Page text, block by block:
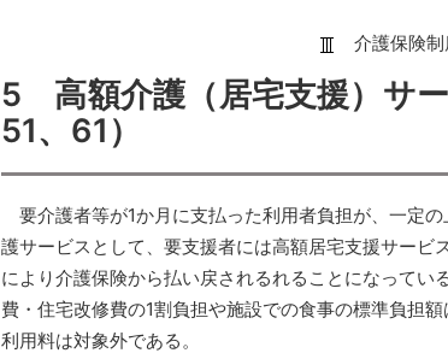
介護保険制
5 高額介護（居宅支援）サ
51、61）
要介護者等が1か月に支払った利用者負担が、一定
護サービスとして、要支援者には高額居宅支援サー
により介護保険から払い戻されるれることになってい
費・住宅改修費の1割負担や施設での食事の標準負担
利用料は対象外である。